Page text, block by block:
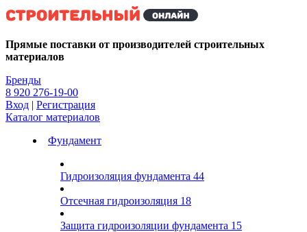
Kg
Прямые поставки от производителей строительных
материалов
Бренды
8 920 276-19-00
Вход | Регистрация
Каталог материалов
Фундамент
Гидроизоляция фундамента 44
Отсечная гидроизоляция 18
Защита гидроизоляции фундамента 15